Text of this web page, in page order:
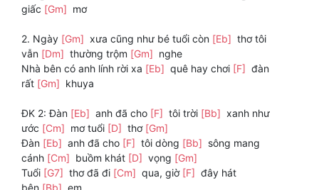
giấc [Gm] mơ
2. Ngày [Gm] xưa cũng như bé tuổi còn [Eb] thơ tôi
vẫn [Dm] thường trộm [Gm] nghe
Nhà bên có anh lính rời xa [Eb] quê hay chơi [F] đàn
rất [Gm] khuya
ĐK 2: Đàn [Eb] anh đã cho [F] tôi trời [Bb] xanh như
ước [Cm] mơ tuổi [D] thơ [Gm]
Đàn [Eb] anh đã cho [F] tôi dòng [Bb] sông mang
cánh [Cm] buồm khát [D] vọng [Gm]
Tuổi [G7] thơ đã đi [Cm] qua, giờ [F] đây hát